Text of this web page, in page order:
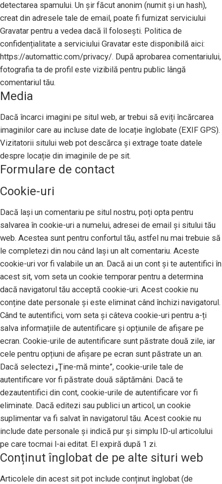
detectarea spamului. Un șir făcut anonim (numit și un hash),
creat din adresele tale de email, poate fi furnizat serviciului
Gravatar pentru a vedea dacă îl folosești. Politica de
confidențialitate a serviciului Gravatar este disponibilă aici:
https://automattic.com/privacy/. După aprobarea comentariului,
fotografia ta de profil este vizibilă pentru public lângă
comentariul tău.
Media
Dacă încarci imagini pe situl web, ar trebui să eviți încărcarea
imaginilor care au incluse date de locație înglobate (EXIF GPS).
Vizitatorii sitului web pot descărca și extrage toate datele
despre locație din imaginile de pe sit.
Formulare de contact
Cookie-uri
Dacă lași un comentariu pe situl nostru, poți opta pentru
salvarea în cookie-uri a numelui, adresei de email și sitului tău
web. Acestea sunt pentru confortul tău, astfel nu mai trebuie să
le completezi din nou când lași un alt comentariu. Aceste
cookie-uri vor fi valabile un an. Dacă ai un cont și te autentifici în
acest sit, vom seta un cookie temporar pentru a determina
dacă navigatorul tău acceptă cookie-uri. Acest cookie nu
conține date personale și este eliminat când închizi navigatorul.
Când te autentifici, vom seta și câteva cookie-uri pentru a-ți
salva informațiile de autentificare și opțiunile de afișare pe
ecran. Cookie-urile de autentificare sunt păstrate două zile, iar
cele pentru opțiuni de afișare pe ecran sunt păstrate un an.
Dacă selectezi „Ține-mă minte”, cookie-urile tale de
autentificare vor fi păstrate două săptămâni. Dacă te
dezautentifici din cont, cookie-urile de autentificare vor fi
eliminate. Dacă editezi sau publici un articol, un cookie
suplimentar va fi salvat în navigatorul tău. Acest cookie nu
include date personale și indică pur și simplu ID-ul articolului
pe care tocmai l-ai editat. El expiră după 1 zi.
Conținut înglobat de pe alte situri web
Articolele din acest sit pot include conținut înglobat (de